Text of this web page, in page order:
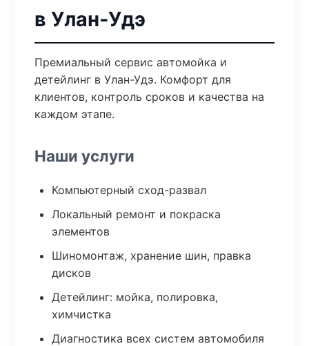
в Улан-Удэ
Премиальный сервис автомойка и
детейлинг в Улан-Удэ. Комфорт для
клиентов, контроль сроков и качества на
каждом этапе.
Наши услуги
Компьютерный сход-развал
Локальный ремонт и покраска
элементов
Шиномонтаж, хранение шин, правка
дисков
Детейлинг: мойка, полировка,
химчистка
Диагностика всех систем автомобиля